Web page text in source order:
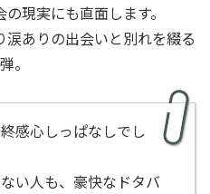
現実にも直面します。
ありの出会いと別れを綴る
。
感心しっぱなしでし
い人も、豪快なドタバ